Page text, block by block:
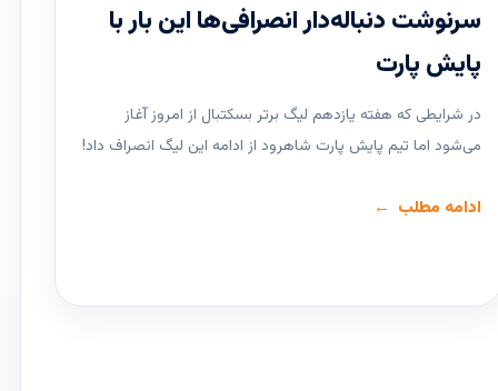
سرنوشت دنباله‌دار انصرافی‌ها این بار با
پایش پارت
در شرایطی که هفته یازدهم لیگ ‌برتر بسکتبال از امروز آغاز
می‌شود اما تیم پایش پارت شاهرود از ادامه این لیگ انصراف داد!
ادامه مطلب